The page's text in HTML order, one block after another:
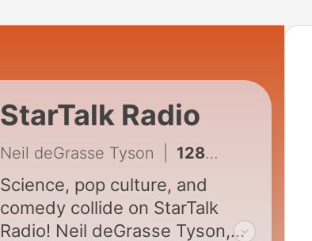
StarTalk Radio
Neil deGrasse Tyson 1289 - Stars Ask Neil To Save The Universe
Science, pop culture, and
comedy collide on StarTalk
Radio! Neil deGrasse Tyson,